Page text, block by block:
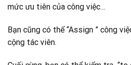
mức ưu tiên của công việc…
Bạn cũng có thể “Assign ” công
cộng tác viên.